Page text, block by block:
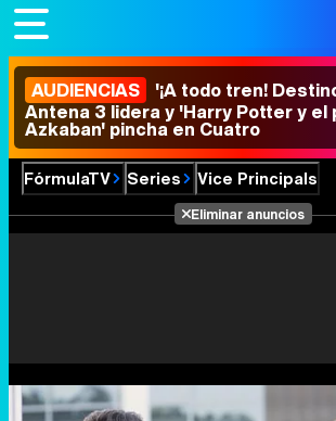
AUDIENCIAS '¡A todo tren!
Antena 3 lidera y 'Harry Potter y el
Azkaban' pincha en Cuatro
FórmulaTV Series Vice Principals
Eliminar anuncios